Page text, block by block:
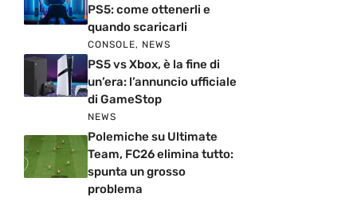
PS5: come ottenerli e
quando scaricarli
CONSOLE, NEWS
PS5 vs Xbox, è la fine di
un’era: l’annuncio ufficiale
di GameStop
NEWS
Polemiche su Ultimate
Team, FC26 elimina tutto:
spunta un grosso
problema